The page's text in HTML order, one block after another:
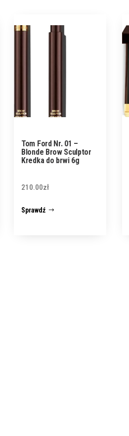
Tom Ford Nr. 01 –
Blonde Brow Sculptor
Kredka do brwi 6g
210.00zł
Sprawdź